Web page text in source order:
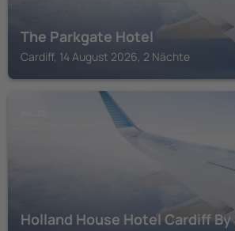
The Parkgate Hotel
Cardiff, 14 August 2026, 2 Nächte
Holland House Hotel Cardiff By